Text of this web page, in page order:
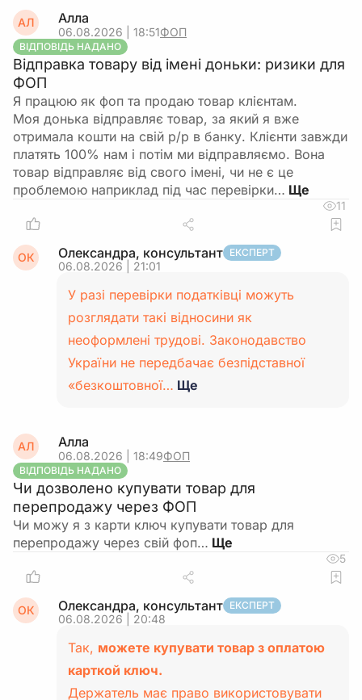
АЛ Алла
06.08.2026 | 18:51ФОП
ВІДПОВІДЬ НАДАНО
Відправка товару від імені доньки: ризики для
ФОП
Я працюю як фоп та продаю товар клієнтам.
Моя донька відправляє товар, за який я вже
отримала кошти на свій р/р в банку. Клієнти завжди
платять 100% нам і потім ми відправляємо. Вона
товар відправляє від свого імені, чи не є це
проблемою наприклад під час перевірки…
11
ОК Олександра, консультант ЕКСПЕРТ
06.08.2026 | 21:01
У разі перевірки податківці можуть
розглядати такі відносини як
неоформлені трудові. Законодавство
України не передбачає безпідставної
«безкоштовної… Ще
АЛ Алла
06.08.2026 | 18:49ФОП
ВІДПОВІДЬ НАДАНО
Чи дозволено купувати товар для
перепродажу через ФОП
Чи можу я з карти ключ купувати товар для
перепродажу через свій фоп…
5
ОК Олександра, консультант ЕКСПЕРТ
06.08.2026 | 20:48
Так, можете купувати товар з оплатою
карткой ключ.
Держатель має право використовувати